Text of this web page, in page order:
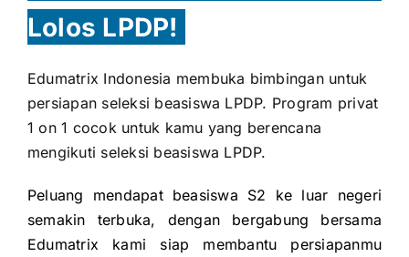
Lolos LPDP!
Edumatrix Indonesia membuka bimbingan untuk
persiapan seleksi beasiswa LPDP. Program privat
1 on 1 cocok untuk kamu yang berencana
mengikuti seleksi beasiswa LPDP.
Peluang mendapat beasiswa S2 ke luar negeri
semakin terbuka, dengan bergabung bersama
Edumatrix kami siap membantu persiapanmu